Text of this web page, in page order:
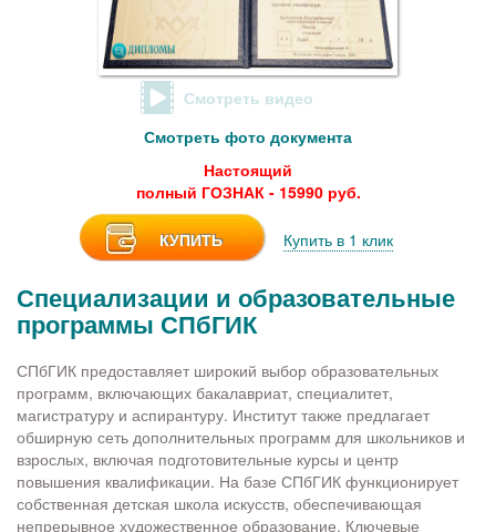
Смотреть видео
Смотреть фото документа
Настоящий
полный ГОЗНАК - 15990 руб.
КУПИТЬ Купить в 1 клик
Специализации и образовательные
программы СПбГИК
СПбГИК предоставляет широкий выбор образовательных
программ, включающих бакалавриат, специалитет,
магистратуру и аспирантуру. Институт также предлагает
обширную сеть дополнительных программ для школьников и
взрослых, включая подготовительные курсы и центр
повышения квалификации. На базе СПбГИК функционирует
собственная детская школа искусств, обеспечивающая
непрерывное художественное образование. Ключевые